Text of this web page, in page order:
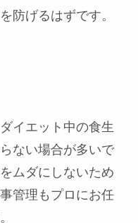
防げるはずです。
イエット中の食生
ない場合が多いで
ムダにしないため
管理もプロにお任